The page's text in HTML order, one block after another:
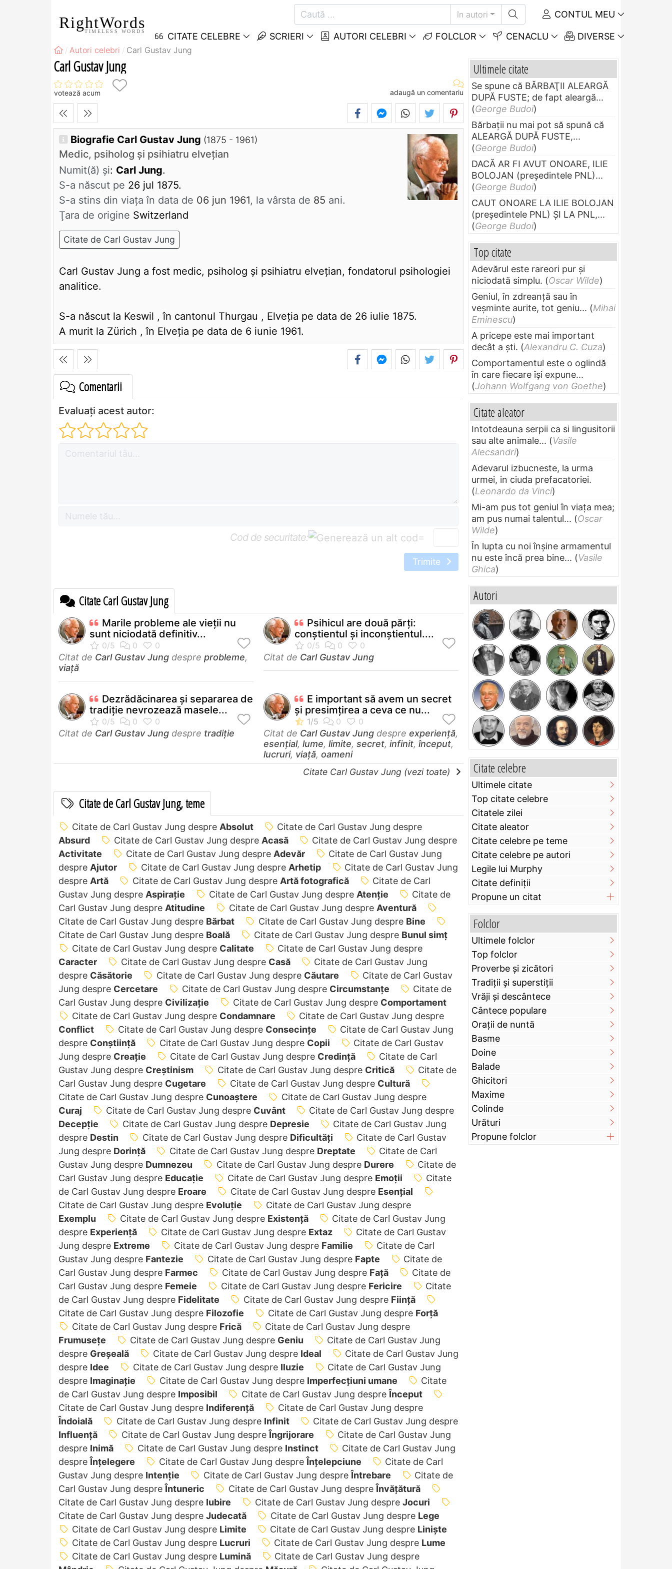
RightWords
TIMELESS WORDS
în autori CONTUL MEU
CITATE CELEBRE SCRIERI AUTORI CELEBRI FOLCLOR CENACLU DIVERSE
Autori celebri Carl Gustav Jung
Carl Gustav Jung
votează acum adaugă un comentariu
Biografie Carl Gustav Jung (1875 - 1961)
Medic, psiholog și psihiatru elvețian
Numit(ă) și: Carl Jung.
S-a născut pe 26 jul 1875.
S-a stins din viaţa în data de 06 jun 1961, la vârsta de 85 ani.
Ţara de origine Switzerland
Citate de Carl Gustav Jung
Carl Gustav Jung a fost medic, psiholog și psihiatru elvețian, fondatorul psihologiei
analitice.
S-a născut la Keswil , în cantonul Thurgau , Elveţia pe data de 26 iulie 1875.
A murit la Zürich , în Elveţia pe data de 6 iunie 1961.
Comentarii
Evaluați acest autor:
Cod de securitate: =
Trimite
Citate Carl Gustav Jung
Marile probleme ale vieţii nu
sunt niciodată definitiv...
Citat de Carl Gustav Jung despre probleme,
viață
Psihicul are două părţi:
conştientul şi inconştientul....
Citat de Carl Gustav Jung
Dezrădăcinarea şi separarea de
tradiţie nevrozează masele...
Citat de Carl Gustav Jung despre tradiție
E important să avem un secret
şi presimţirea a ceva ce nu...
Citat de Carl Gustav Jung despre experiență,
esențial, lume, limite, secret, infinit, început,
lucruri, viață, oameni
Citate Carl Gustav Jung (vezi toate)
Citate de Carl Gustav Jung, teme
Citate de Carl Gustav Jung despre Absolut
Citate de Carl Gustav Jung despre
Absurd
Citate de Carl Gustav Jung despre Acasă
Citate de Carl Gustav Jung despre
Activitate
Citate de Carl Gustav Jung despre Adevăr
Citate de Carl Gustav Jung
despre Ajutor Citate de Carl Gustav Jung despre Arhetip
Citate de Carl Gustav Jung
despre Artă Citate de Carl Gustav Jung despre Artă fotografică
Citate de Carl
Gustav Jung despre Aspirație Citate de Carl Gustav Jung despre Atenție
Citate de
Carl Gustav Jung despre Atitudine Citate de Carl Gustav Jung despre Aventură
Citate de Carl Gustav Jung despre Bărbat Citate de Carl Gustav Jung despre Bine
Citate de Carl Gustav Jung despre Boală Citate de Carl Gustav Jung despre Bunul simț
Citate de Carl Gustav Jung despre Calitate
Citate de Carl Gustav Jung despre
Caracter
Citate de Carl Gustav Jung despre Casă
Citate de Carl Gustav Jung
despre Căsătorie Citate de Carl Gustav Jung despre Căutare
Citate de Carl Gustav
Jung despre Cercetare Citate de Carl Gustav Jung despre Circumstanțe
Citate de
Carl Gustav Jung despre Civilizație Citate de Carl Gustav Jung despre Comportament
Citate de Carl Gustav Jung despre Condamnare
Citate de Carl Gustav Jung despre
Conflict
Citate de Carl Gustav Jung despre Consecințe
Citate de Carl Gustav Jung
despre Conștiință Citate de Carl Gustav Jung despre Copii
Citate de Carl Gustav
Jung despre Creație Citate de Carl Gustav Jung despre Credință
Citate de Carl
Gustav Jung despre Creştinism Citate de Carl Gustav Jung despre Critică
Citate de
Carl Gustav Jung despre Cugetare Citate de Carl Gustav Jung despre Cultură
Citate de Carl Gustav Jung despre Cunoaștere
Citate de Carl Gustav Jung despre
Curaj
Citate de Carl Gustav Jung despre Cuvânt
Citate de Carl Gustav Jung despre
Decepție
Citate de Carl Gustav Jung despre Depresie
Citate de Carl Gustav Jung
despre Destin Citate de Carl Gustav Jung despre Dificultăţi
Citate de Carl Gustav
Jung despre Dorință Citate de Carl Gustav Jung despre Dreptate
Citate de Carl
Gustav Jung despre Dumnezeu Citate de Carl Gustav Jung despre Durere
Citate de
Carl Gustav Jung despre Educație Citate de Carl Gustav Jung despre Emoții
Citate
de Carl Gustav Jung despre Eroare Citate de Carl Gustav Jung despre Esențial
Citate de Carl Gustav Jung despre Evoluție
Citate de Carl Gustav Jung despre
Exemplu
Citate de Carl Gustav Jung despre Existență
Citate de Carl Gustav Jung
despre Experiență Citate de Carl Gustav Jung despre Extaz
Citate de Carl Gustav
Jung despre Extreme Citate de Carl Gustav Jung despre Familie
Citate de Carl
Gustav Jung despre Fantezie Citate de Carl Gustav Jung despre Fapte
Citate de
Carl Gustav Jung despre Farmec Citate de Carl Gustav Jung despre Față
Citate de
Carl Gustav Jung despre Femeie Citate de Carl Gustav Jung despre Fericire
Citate
de Carl Gustav Jung despre Fidelitate Citate de Carl Gustav Jung despre Ființă
Citate de Carl Gustav Jung despre Filozofie Citate de Carl Gustav Jung despre Forță
Citate de Carl Gustav Jung despre Frică
Citate de Carl Gustav Jung despre
Frumusețe
Citate de Carl Gustav Jung despre Geniu
Citate de Carl Gustav Jung
despre Greșeală Citate de Carl Gustav Jung despre Ideal
Citate de Carl Gustav Jung
despre Idee Citate de Carl Gustav Jung despre Iluzie
Citate de Carl Gustav Jung
despre Imaginație Citate de Carl Gustav Jung despre Imperfecțiuni umane
Citate
de Carl Gustav Jung despre Imposibil Citate de Carl Gustav Jung despre Început
Citate de Carl Gustav Jung despre Indiferență
Citate de Carl Gustav Jung despre
Îndoială
Citate de Carl Gustav Jung despre Infinit
Citate de Carl Gustav Jung despre
Influență
Citate de Carl Gustav Jung despre Îngrijorare
Citate de Carl Gustav Jung
despre Inimă Citate de Carl Gustav Jung despre Instinct
Citate de Carl Gustav Jung
despre Înțelegere Citate de Carl Gustav Jung despre Înțelepciune
Citate de Carl
Gustav Jung despre Intenție Citate de Carl Gustav Jung despre Întrebare
Citate de
Carl Gustav Jung despre Întuneric Citate de Carl Gustav Jung despre Învățătură
Citate de Carl Gustav Jung despre Iubire Citate de Carl Gustav Jung despre Jocuri
Citate de Carl Gustav Jung despre Judecată Citate de Carl Gustav Jung despre Lege
Citate de Carl Gustav Jung despre Limite Citate de Carl Gustav Jung despre Liniște
Citate de Carl Gustav Jung despre Lucruri Citate de Carl Gustav Jung despre Lume
Citate de Carl Gustav Jung despre Lumină
Citate de Carl Gustav Jung despre
Ultimele citate
Se spune că BĂRBAŢII ALEARGĂ
DUPĂ FUSTE; de fapt aleargă...
(George Budoi)
Bărbaţii nu mai pot să spună că
ALEARGĂ DUPĂ FUSTE,...
(George Budoi)
DACĂ AR FI AVUT ONOARE, ILIE
BOLOJAN (preşedintele PNL)...
(George Budoi)
CAUT ONOARE LA ILIE BOLOJAN
(preşedintele PNL) ŞI LA PNL,...
(George Budoi)
Top citate
Adevărul este rareori pur și
niciodată simplu. (Oscar Wilde)
Geniul, în zdreanţă sau în
veşminte aurite, tot geniu... (Mihai
Eminescu)
A pricepe este mai important
decât a ști. (Alexandru C. Cuza)
Comportamentul este o oglindă
în care fiecare își expune...
(Johann Wolfgang von Goethe)
Citate aleator
Intotdeauna serpii ca si lingusitorii
sau alte animale... (Vasile
Alecsandri)
Adevarul izbucneste, la urma
urmei, in ciuda prefacatoriei.
(Leonardo da Vinci)
Mi-am pus tot geniul în viața mea;
am pus numai talentul... (Oscar
Wilde)
În lupta cu noi înșine armamentul
nu este încă prea bine... (Vasile
Ghica)
Autori
Citate celebre
Ultimele citate
Top citate celebre
Citatele zilei
Citate aleator
Citate celebre pe teme
Citate celebre pe autori
Legile lui Murphy
Citate definiţii
Propune un citat
Folclor
Ultimele folclor
Top folclor
Proverbe și zicători
Tradiții și superstiții
Vrăji și descântece
Cântece populare
Orații de nuntă
Basme
Doine
Balade
Ghicitori
Maxime
Colinde
Urături
Propune folclor